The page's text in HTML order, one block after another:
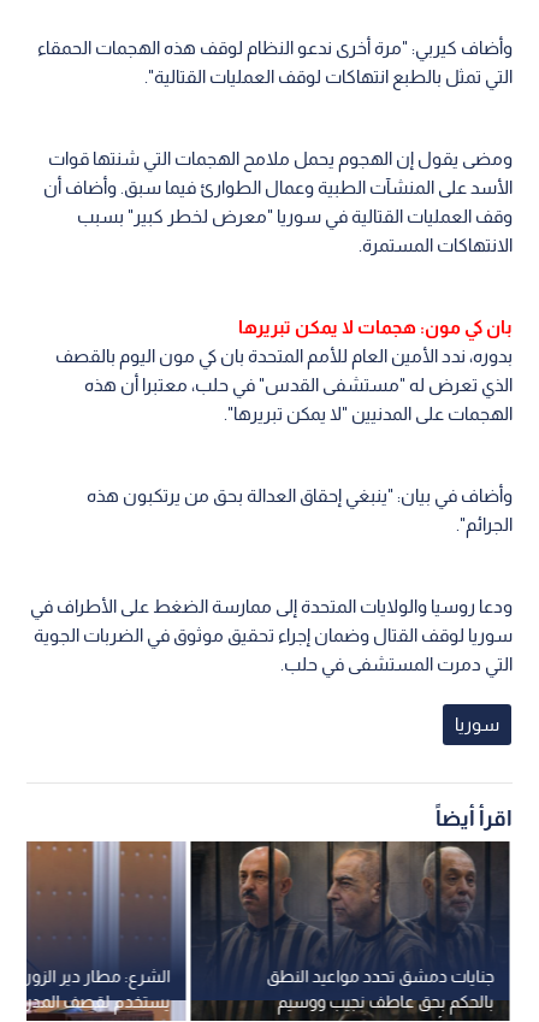
وأضاف كيربي: "مرة أخرى ندعو النظام لوقف هذه الهجمات الحمقاء
التي تمثل بالطبع انتهاكات لوقف العمليات القتالية".
ومضى يقول إن الهجوم يحمل ملامح الهجمات التي شنتها قوات
الأسد على المنشآت الطبية وعمال الطوارئ فيما سبق. وأضاف أن
وقف العمليات القتالية في سوريا "معرض لخطر كبير" بسبب
الانتهاكات المستمرة.
بان كي مون: هجمات لا يمكن تبريرها
بدوره، ندد الأمين العام للأمم المتحدة بان كي مون اليوم بالقصف
الذي تعرض له "مستشفى القدس" في حلب، معتبرا أن هذه
الهجمات على المدنيين "لا يمكن تبريرها".
وأضاف في بيان: "ينبغي إحقاق العدالة بحق من يرتكبون هذه
الجرائم".
ودعا روسيا والولايات المتحدة إلى ممارسة الضغط على الأطراف في
سوريا لوقف القتال وضمان إجراء تحقيق موثوق في الضربات الجوية
التي دمرت المستشفى في حلب.
سوريا
اقرأ أيضاً
الشرع: مطار دير الزور
يستخدم لقصف المدن
جنايات دمشق تحدد مواعيد النطق
بالحكم بحق عاطف نجيب ووسيم